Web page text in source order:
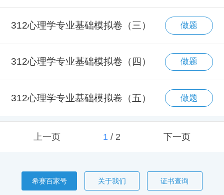
312心理学专业基础模拟卷（三） 做题
312心理学专业基础模拟卷（四） 做题
312心理学专业基础模拟卷（五） 做题
上一页 1/ 2 下一页
希赛百家号 关于我们 证书查询